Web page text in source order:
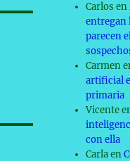
Carlos en
entregan
parecen
Carmen
artificial
primaria
Vicente
con ella
Carlaen